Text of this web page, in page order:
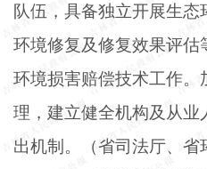
队伍，具备独立开展生
环境修复及修复效果评估
环境损害赔偿技术工作。
理，建立健全机构及从业
出机制。（省司法厅、省